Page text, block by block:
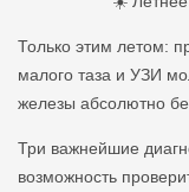
Только этим летом:
малого таза и УЗИ
железы абсолютно
Три важнейшие
возможность